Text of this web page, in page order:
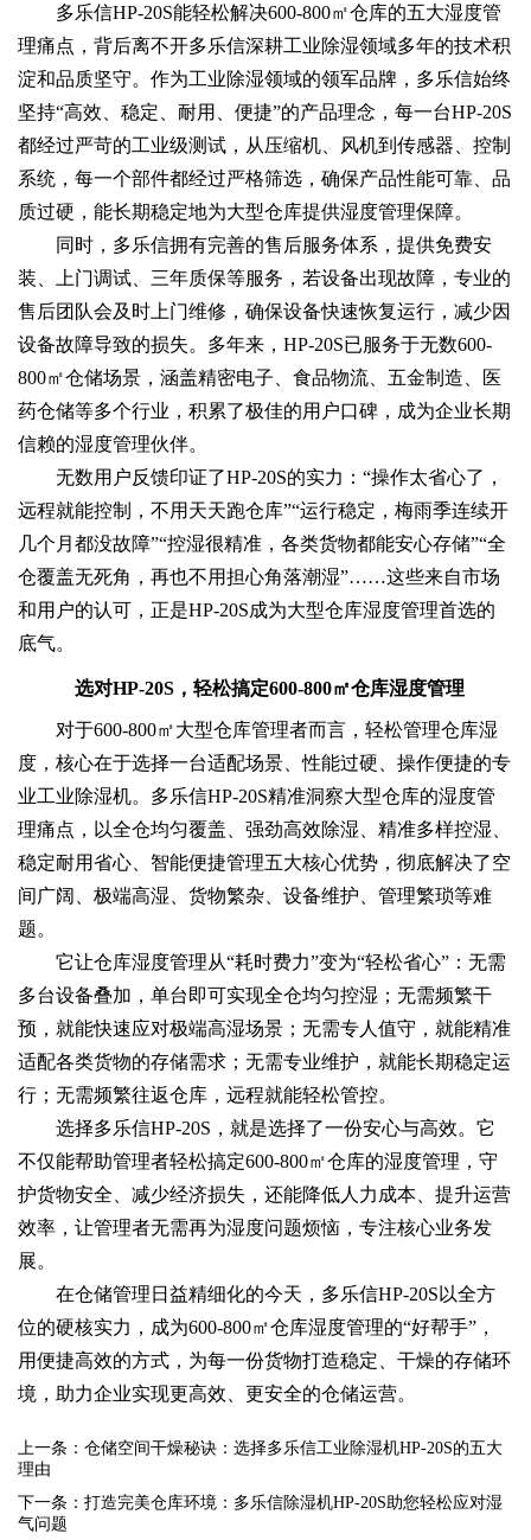
多乐信HP-20S能轻松解决600-800㎡仓库的五大湿度管
理痛点，背后离不开多乐信深耕工业除湿领域多年的技术积
淀和品质坚守。作为工业除湿领域的领军品牌，多乐信始终
坚持“高效、稳定、耐用、便捷”的产品理念，每一台HP-20S
都经过严苛的工业级测试，从压缩机、风机到传感器、控制
系统，每一个部件都经过严格筛选，确保产品性能可靠、品
质过硬，能长期稳定地为大型仓库提供湿度管理保障。
同时，多乐信拥有完善的售后服务体系，提供免费安
装、上门调试、三年质保等服务，若设备出现故障，专业的
售后团队会及时上门维修，确保设备快速恢复运行，减少因
设备故障导致的损失。多年来，HP-20S已服务于无数600-
800㎡仓储场景，涵盖精密电子、食品物流、五金制造、医
药仓储等多个行业，积累了极佳的用户口碑，成为企业长期
信赖的湿度管理伙伴。
无数用户反馈印证了HP-20S的实力：“操作太省心了，
远程就能控制，不用天天跑仓库”“运行稳定，梅雨季连续开
几个月都没故障”“控湿很精准，各类货物都能安心存储”“全
仓覆盖无死角，再也不用担心角落潮湿”……这些来自市场
和用户的认可，正是HP-20S成为大型仓库湿度管理首选的
底气。
选对HP-20S，轻松搞定600-800㎡仓库湿度管理
对于600-800㎡大型仓库管理者而言，轻松管理仓库湿
度，核心在于选择一台适配场景、性能过硬、操作便捷的专
业工业除湿机。多乐信HP-20S精准洞察大型仓库的湿度管
理痛点，以全仓均匀覆盖、强劲高效除湿、精准多样控湿、
稳定耐用省心、智能便捷管理五大核心优势，彻底解决了空
间广阔、极端高湿、货物繁杂、设备维护、管理繁琐等难
题。
它让仓库湿度管理从“耗时费力”变为“轻松省心”：无需
多台设备叠加，单台即可实现全仓均匀控湿；无需频繁干
预，就能快速应对极端高湿场景；无需专人值守，就能精准
适配各类货物的存储需求；无需专业维护，就能长期稳定运
行；无需频繁往返仓库，远程就能轻松管控。
选择多乐信HP-20S，就是选择了一份安心与高效。它
不仅能帮助管理者轻松搞定600-800㎡仓库的湿度管理，守
护货物安全、减少经济损失，还能降低人力成本、提升运营
效率，让管理者无需再为湿度问题烦恼，专注核心业务发
展。
在仓储管理日益精细化的今天，多乐信HP-20S以全方
位的硬核实力，成为600-800㎡仓库湿度管理的“好帮手”，
用便捷高效的方式，为每一份货物打造稳定、干燥的存储环
境，助力企业实现更高效、更安全的仓储运营。
上一条：仓储空间干燥秘诀：选择多乐信工业除湿机HP-20S的五大
理由
下一条：打造完美仓库环境：多乐信除湿机HP-20S助您轻松应对湿
气问题